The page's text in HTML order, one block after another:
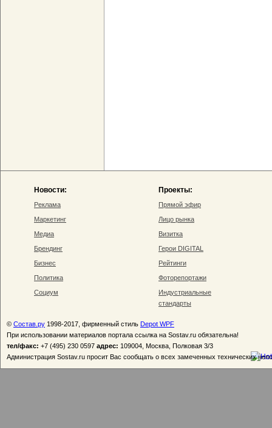
Новости:
Реклама
Маркетинг
Медиа
Брендинг
Бизнес
Политика
Социум
Проекты:
Прямой эфир
Лицо рынка
Визитка
Герои DIGITAL
Рейтинги
Фоторепортажи
Индустриальные
стандарты
© Состав.ру 1998-2017, фирменный стиль Depot WPF
При использовании материалов портала ссылка на Sostav.ru обязательна!
тел/факс: +7 (495) 230 0597 адрес: 109004, Москва, Полковая 3/3
Администрация Sostav.ru просит Вас сообщать о всех замеченных технических